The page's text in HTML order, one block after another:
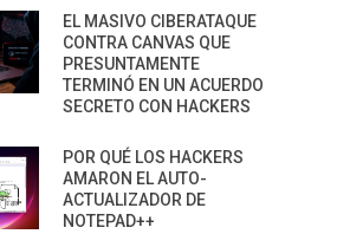
EL MASIVO CIBERATAQUE
CONTRA CANVAS QUE
PRESUNTAMENTE
TERMINÓ EN UN ACUERDO
SECRETO CON HACKERS
POR QUÉ LOS HACKERS
AMARON EL AUTO-
ACTUALIZADOR DE
NOTEPAD++